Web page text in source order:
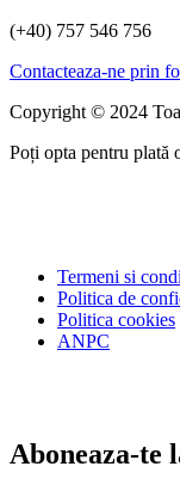
(+40) 757 546 756
Contacteaza-ne prin
Copyright © 2024
Poți opta pentru plată
Termeni si
Politica de
Politica cookies
ANPC
Aboneaza-te